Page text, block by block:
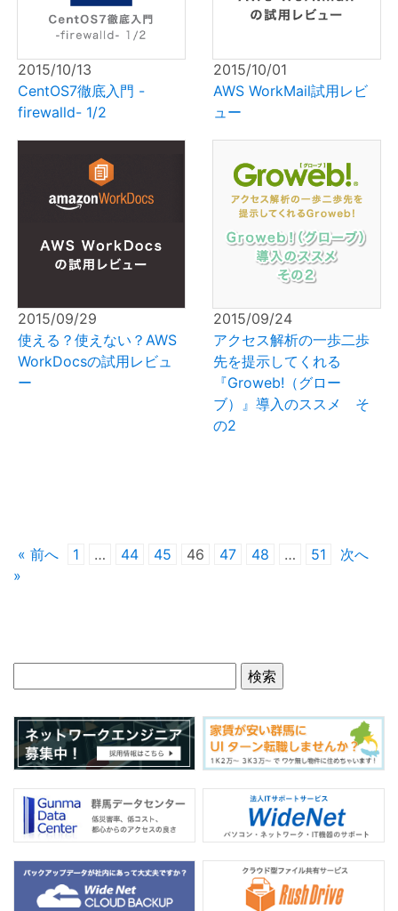
2015/10/13
CentOS7徹底入門 -
firewalld- 1/2
2015/10/01
AWS WorkMail試用レビ
ュー
2015/09/29
使える？使えない？AWS
WorkDocsの試用レビュ
ー
2015/09/24
アクセス解析の一歩二歩
先を提示してくれる
『Groweb!（グロー
ブ）』導入のススメ そ
の2
« 前へ 1 … 44 45 46 47 48 … 51
次へ
»